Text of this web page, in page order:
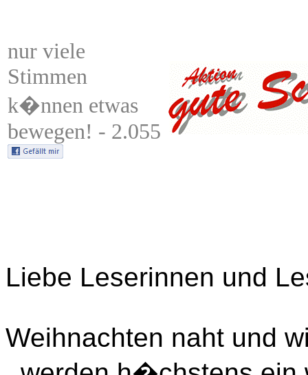
nur viele
Stimmen
k�nnen etwas
bewegen! - 2.055
Liebe Leserinnen und
Weihnachten naht und